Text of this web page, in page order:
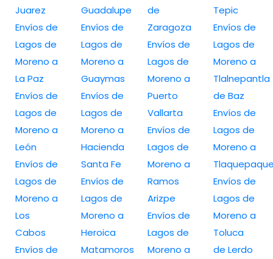
Juarez
Envíos de
Lagos de
Moreno a
La Paz
Envíos de
Lagos de
Moreno a
León
Envíos de
Lagos de
Moreno a
Los
Cabos
Envíos de
Guadalupe
Envíos de
Lagos de
Moreno a
Guaymas
Envíos de
Lagos de
Moreno a
Hacienda
Santa Fe
Envíos de
Lagos de
Moreno a
Heroica
Matamoros
de
Zaragoza
Envíos de
Lagos de
Moreno a
Puerto
Vallarta
Envíos de
Lagos de
Moreno a
Ramos
Arizpe
Envíos de
Lagos de
Moreno a
Tepic
Envíos de
Lagos de
Moreno a
Tlalnepantla
de Baz
Envíos de
Lagos de
Moreno a
Envíos de
Lagos de
Moreno a
Toluca
de Lerdo